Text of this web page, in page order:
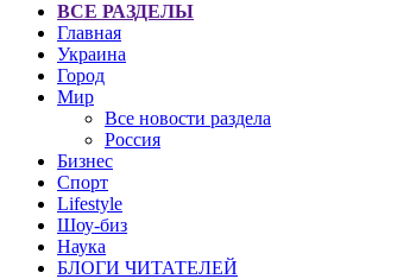
ВСЕ РАЗДЕЛЫ
Главная
Украина
Город
Мир
Все новости раздела
Россия
Бизнес
Спорт
Lifestyle
Шоу-биз
Наука
БЛОГИ ЧИТАТЕЛЕЙ